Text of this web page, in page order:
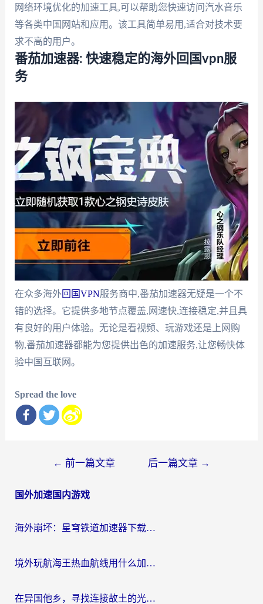
网络环境优化的加速工具,可以帮助您快速访问汽水音乐
等各类中国网站和应用。该工具简单易用,适合对技术要
求不高的用户。
番茄加速器: 快速稳定的海外回国vpn服
务
在众多海外回国VPN服务商中,番茄加速器无疑是一个不
错的选择。它提供多地节点覆盖,网速快,连接稳定,并且具
有良好的用户体验。无论是看视频、玩游戏还是上网购
物,番茄加速器都能为您提供出色的加速服务,让您畅快体
验中国互联网。
Spread the love
导
← 前一篇文章 后一篇文章 →
国外加速国内游戏
海外崩坏：星穹铁道加速器下载安装：一份给游子的终极网络指南
境外玩航海王热血航线用什么加速器？2026海外玩家实测最优方案（附欧洲问道堡垒前线加速技巧）
在异国他乡，寻找连接故土的光明大陆免费加速器